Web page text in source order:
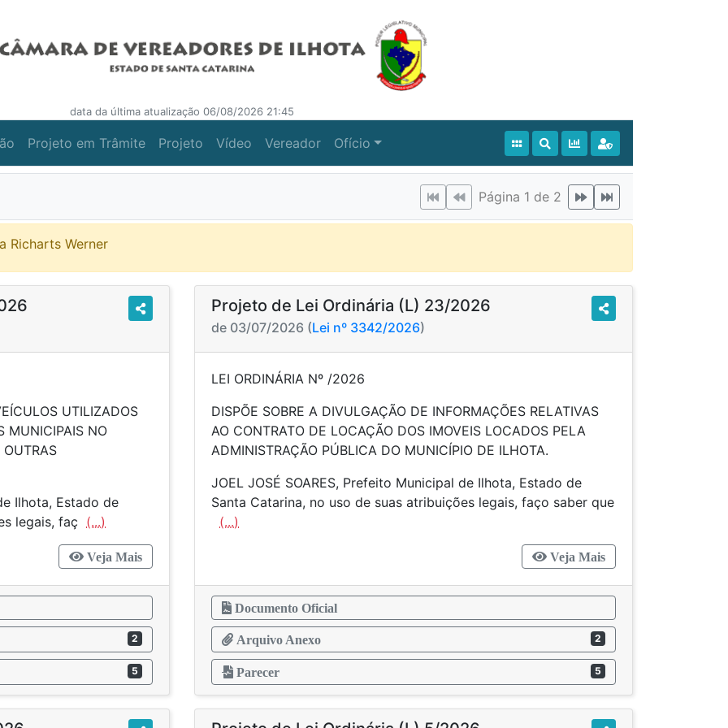
data da última atualização 06/08/2026 21:45
Projeto em Trâmite Projeto Vídeo Vereador Ofício
Página 1 de 2
Richarts Werner
UTILIZADOS
MUNICIPAIS NO
Ilhota, Estado de
legais, faç (...)
Veja Mais
2
5
Projeto de Lei Ordinária (L) 23/2026
de 03/07/2026 (Lei nº 3342/2026)
LEI ORDINÁRIA Nº /2026
DISPÕE SOBRE A DIVULGAÇÃO DE INFORMAÇÕES RELATIVAS
AO CONTRATO DE LOCAÇÃO DOS IMOVEIS LOCADOS PELA
ADMINISTRAÇÃO PÚBLICA DO MUNICÍPIO DE ILHOTA.
JOEL JOSÉ SOARES, Prefeito Municipal de Ilhota, Estado de
Santa Catarina, no uso de suas atribuições legais, faço saber que
(...)
Veja Mais
Documento Oficial
Arquivo Anexo 2
Parecer 5